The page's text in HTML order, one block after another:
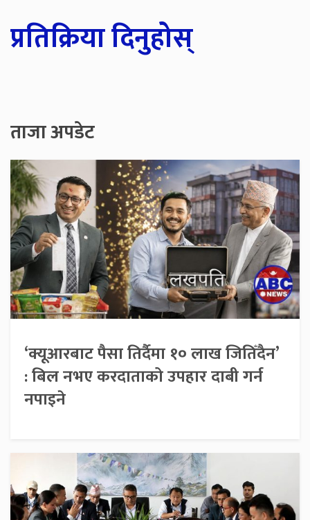
प्रतिक्रिया दिनुहोस्
ताजा अपडेट
‘क्यूआरबाट पैसा तिर्दैमा १० लाख जितिँदैन’
: बिल नभए करदाताको उपहार दाबी गर्न
नपाइने